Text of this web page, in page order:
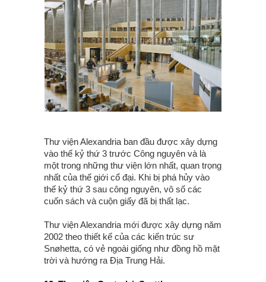
Thư viện Alexandria ban đầu được xây dựng
vào thế kỷ thứ 3 trước Công nguyên và là
một trong những thư viện lớn nhất, quan trọng
nhất của thế giới cổ đại. Khi bị phá hủy vào
thế kỷ thứ 3 sau công nguyên, vô số các
cuốn sách và cuộn giấy đã bị thất lạc.
Thư viện Alexandria mới được xây dựng năm
2002 theo thiết kế của các kiến trúc sư
Snøhetta, có vẻ ngoài giống như đồng hồ mặt
trời và hướng ra Địa Trung Hải.